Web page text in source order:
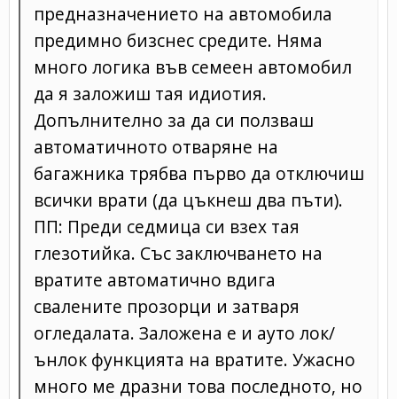
предназначението на автомобила
предимно бизснес средите. Няма
много логика във семеен автомобил
да я заложиш тая идиотия.
Допълнително за да си ползваш
автоматичното отваряне на
багажника трябва първо да отключиш
всички врати (да цъкнеш два пъти).
ПП: Преди седмица си взех тая
глезотийка. Със заключването на
вратите автоматично вдига
свалените прозорци и затваря
огледалата. Заложена е и ауто лок/
ънлок функцията на вратите. Ужасно
много ме дразни това последното, но